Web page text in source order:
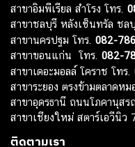
สาขาอิมพีเรียล สำโรง โทร.
สาขาชลบุรี หลังเซ็นทรัล ชล
สาขานครปฐม โทร. 082-
สาขาขอนแก่น โทร. 082-
สาขาเดอะมอลล์ โคราช โทร.
สาขาระยอง ตรงข้ามตลาดหม
สาขาอุดรธานี ถนนโภคานุสร
สาขาเชียงใหม่ สตาร์เอวีนิว
ติดตามเรา